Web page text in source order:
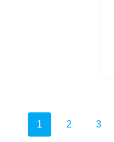
Page
1 Page
2 Page
3